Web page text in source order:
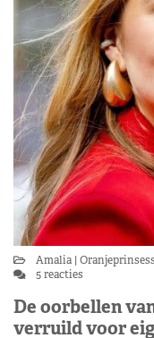
Amalia
5 reacties
De oorbellen
verruild voor